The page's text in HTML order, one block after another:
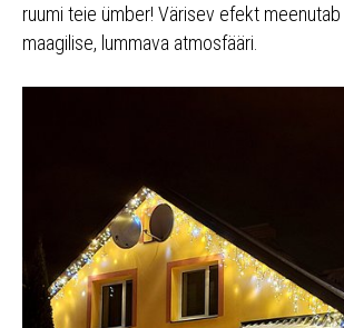
ruumi teie ümber! Värisev efekt
maagilise, lummava atmosfääri.